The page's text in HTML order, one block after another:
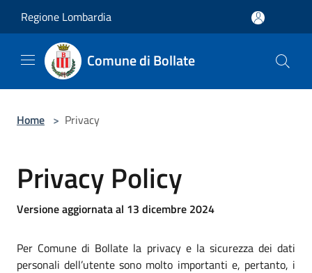
Regione Lombardia
Comune di Bollate
Home > Privacy
Privacy Policy
Versione aggiornata al 13 dicembre 2024
Per Comune di Bollate la privacy e la sicurezza dei dati
personali dell’utente sono molto importanti e, pertanto, i